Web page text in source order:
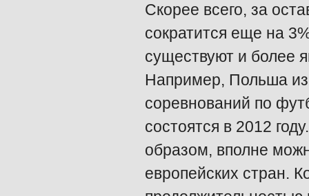
Скорее всего, за
сократится еще на
существуют и более
Например, Польша
соревнований по
состоятся в 2012
образом, вполне
европейских стран.